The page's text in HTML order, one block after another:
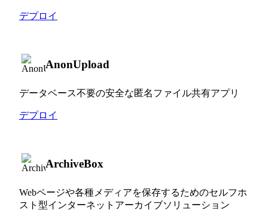
デプロイ
AnonUpload
データベース不要の安全な匿名ファイル共有アプリ
デプロイ
ArchiveBox
Webページや各種メディアを保存するためのセルフホ
スト型インターネットアーカイブソリューション